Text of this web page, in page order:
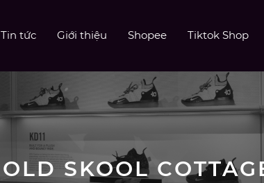
Tin tức Giới thiệu Shopee Tiktok Shop